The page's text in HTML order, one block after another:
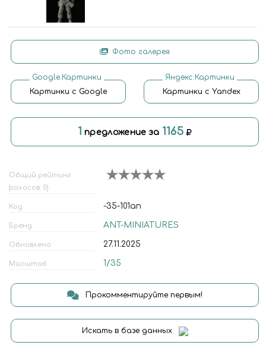
Фото галерея
Google.Картинки
Картинки с Google
Яндекс.Картинки
Картинки с Yandex
1 предложение за 1165
Общий рейтинг
(голосов: 0)
Код -35-101an
Бренд ANT-MINIATURES
Обновлено 27.11.2025
Масштаб 1/35
Прокомментируйте первым!
Искать в базе данных